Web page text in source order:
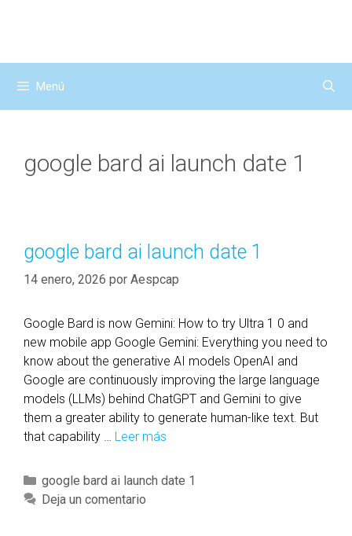
Menú
google bard ai launch date 1
google bard ai launch date 1
14 enero, 2026 por Aespcap
Google Bard is now Gemini: How to try Ultra 1 0 and
new mobile app Google Gemini: Everything you need to
know about the generative AI models OpenAI and
Google are continuously improving the large language
models (LLMs) behind ChatGPT and Gemini to give
them a greater ability to generate human-like text. But
that capability … Leer más
o
C
a
google bard ai launch date 1
Deja un comentario